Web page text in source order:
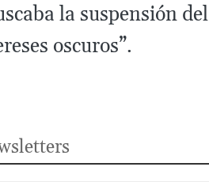
la suspensión del
oscuros”.